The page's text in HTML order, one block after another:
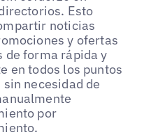
Esto
noticias
y ofertas
de forma rápida y
en todos los puntos
sin necesidad de
por